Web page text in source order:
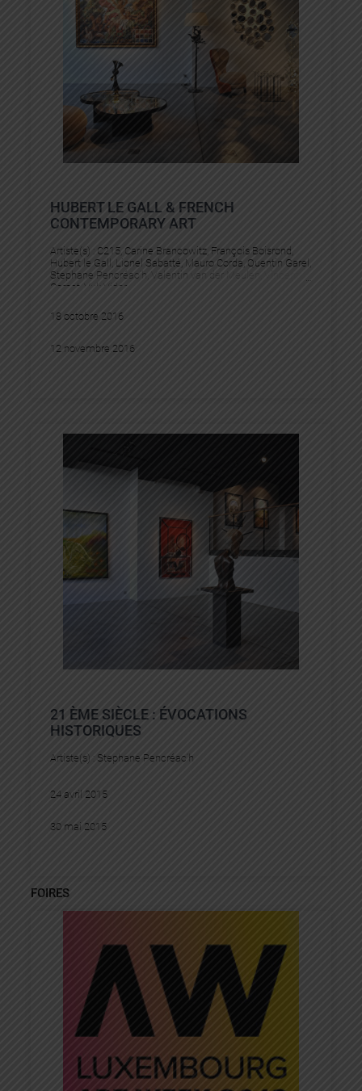
HUBERT LE GALL & FRENCH
CONTEMPORARY ART
Artiste(s) : C215, Carine Brancowitz François Boisrond
Hubert le Gall , Lionel Sabatté, Mauro Corda Quentin Garel
Stephane Pencréac’h, Valentin van der Meulen
Corpet Vuk Vidor
18 octobre 2016
12 novembre 2016
21 ÈME SIÈCLE : ÉVOCATIONS
HISTORIQUES
Artiste(s) : Stephane Pencréac’h
24 avril 2015
30 mai 2015
FOIRES